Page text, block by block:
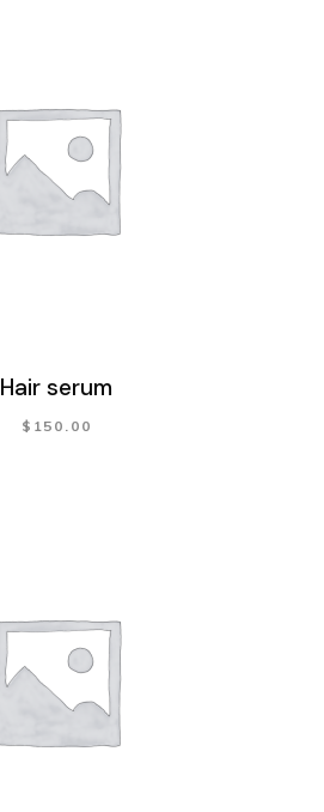
Hair serum
$ 150.00